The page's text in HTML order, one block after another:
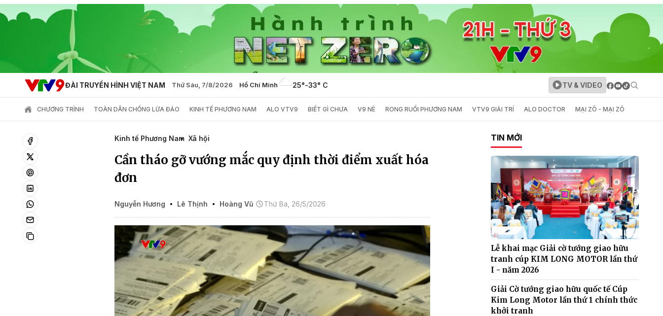
ĐÀI TRUYỀN HÌNH VIỆT NAM Thứ Sáu, 7/8/2026 Hồ Chí Minh 25°-33° C TV & VIDEO
CHƯƠNG TRÌNH TOÀN DÂN CHỐNG LỪA ĐẢO KINH TẾ PHƯƠNG NAM ALO VTV9 BIẾT GÌ CHƯA V9 NÈ RONG RUỔI PHƯƠNG NAM VTV9 GIẢI TRÍ ALO DOCTOR MẠI ZÔ - MẠI ZÔ
Kinh tế Phương Nam Xã hội
Cần tháo gỡ vướng mắc quy định thời điểm xuất hóa
đơn
Nguyễn Hương Lê Thịnh Hoàng Vũ Thứ Ba, 26/5/2026
TIN MỚI
Lễ khai mạc Giải cờ tướng giao hữu
tranh cúp KIM LONG MOTOR lần thứ
I - năm 2026
Giải Cờ tướng giao hữu quốc tế Cúp
Kim Long Motor lần thứ 1 chính thức
khởi tranh